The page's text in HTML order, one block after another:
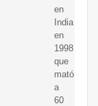
en
India
en
1998
que
mató
a
60